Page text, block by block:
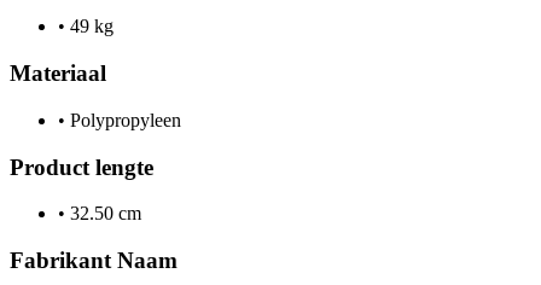
• 49 kg
Materiaal
• Polypropyleen
Product lengte
• 32.50 cm
Fabrikant Naam